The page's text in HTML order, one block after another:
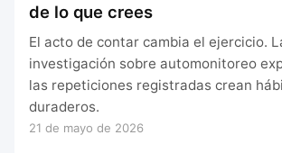
de lo que crees
El acto de contar cambia el ejercicio.
investigación sobre automonitoreo
las repeticiones registradas crean
duraderos.
21 de mayo de 2026